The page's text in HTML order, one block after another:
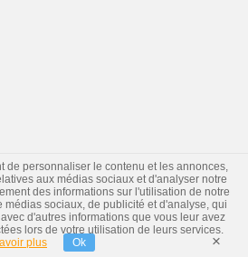
de personnaliser le contenu et les annonces,
aux médias sociaux et d'analyser notre
des informations sur l'utilisation de notre
médias sociaux, de publicité et d'analyse, qui
d'autres informations que vous leur avez
lors de votre utilisation de leurs services.
plus
Ok ×